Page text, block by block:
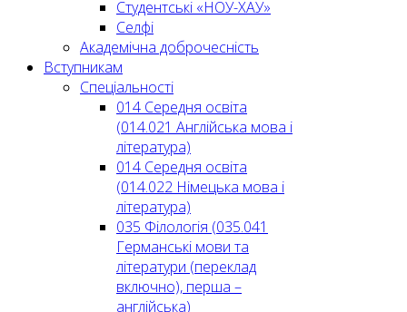
Студентські «НОУ-ХАУ»
Селфі
Академічна доброчесність
Вступникам
Спеціальності
014 Середня освіта
(014.021 Англійська мова і
література)
014 Середня освіта
(014.022 Німецька мова і
література)
035 Філологія (035.041
Германські мови та
літератури (переклад
включно), перша –
англійська)